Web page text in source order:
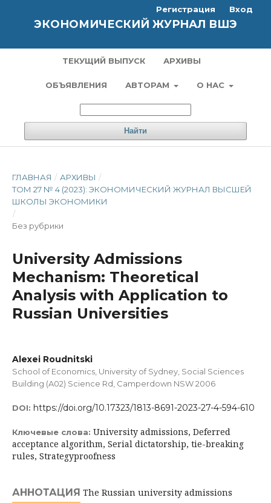
ЭКОНОМИЧЕСКИЙ ЖУРНАЛ ВШЭ
ТЕКУЩИЙ ВЫПУСК АРХИВЫ
ОБЪЯВЛЕНИЯ АВТОРАМ О НАС
Найти
Регистрация Вход
ГЛАВНАЯ / АРХИВЫ /
ТОМ 27 № 4 (2023): ЭКОНОМИЧЕСКИЙ ЖУРНАЛ ВЫСШЕЙ
ШКОЛЫ ЭКОНОМИКИ
/
Без рубрики
University Admissions
Mechanism: Theoretical
Analysis with Application to
Russian Universities
Alexei Roudnitski
School of Economics, University of Sydney, Social Sciences
Building (A02) Science Rd, Camperdown NSW 2006
DOI: https://doi.org/10.17323/1813-8691-2023-27-4-594-610
Ключевые слова: University admissions, Deferred
acceptance algorithm, Serial dictatorship, tie-breaking
rules, Strategyproofness
АННОТАЦИЯ The Russian university admissions